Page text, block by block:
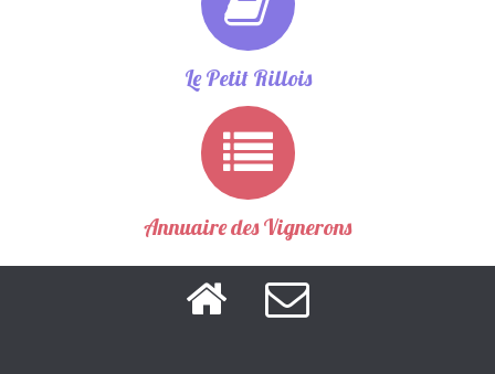
Le Petit Rillois
Annuaire des Vignerons